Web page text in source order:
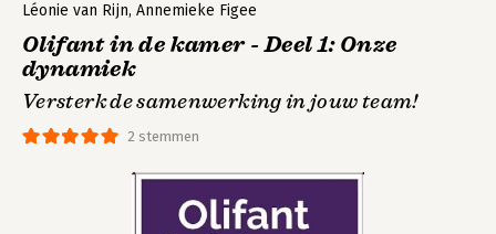
2 stemmen
Léonie van Rijn, Annemieke Figee
Olifant in de kamer - Deel 1: Onze
dynamiek
Versterk de samenwerking in jouw team!